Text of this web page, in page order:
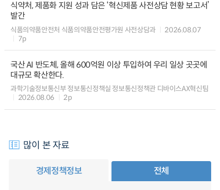
식약처, 제품화 지원 성과 담은 ‘혁신제품 사전상담 현황 보고서’
발간
식품의약품안전처 식품의약품안전평가원 사전상담과
2026.08.07
7p
국산 AI 반도체, 올해 600억원 이상 투입하여 우리 일상 곳곳에
대규모 확산한다.
과학기술정보통신부 정보통신정책실 정보통신정책관 디바이스AX혁신팀
2026.08.06
2p
많이 본 자료
경제정책정보 전체